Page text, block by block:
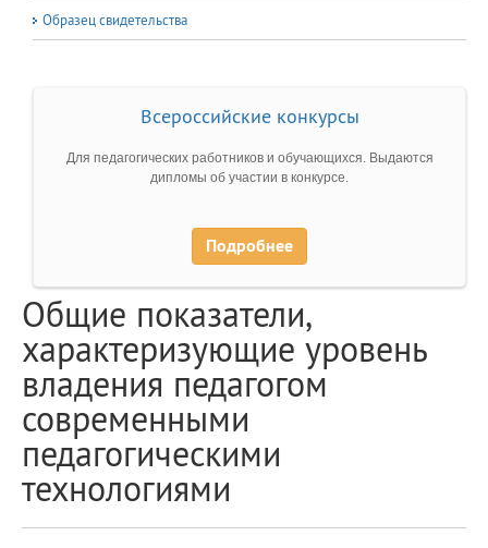
Образец свидетельства
Всероссийские конкурсы
Для педагогических работников и обучающихся. Выдаются
дипломы об участии в конкурсе.
Подробнее
Общие показатели,
характеризующие уровень
владения педагогом
современными
педагогическими
технологиями